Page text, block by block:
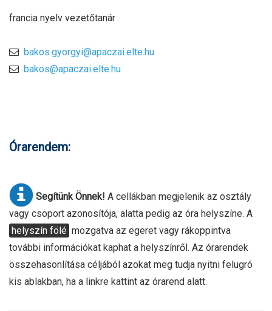
francia nyelv vezetőtanár
bakos.gyorgyi@apaczai.elte.hu
bakos@apaczai.elte.hu
Órarendem:
Segítünk Önnek! A cellákban megjelenik az osztály
vagy csoport azonosítója, alatta pedig az óra helyszíne. A
helyszín fölé mozgatva az egeret vagy rákoppintva
további információkat kaphat a helyszínről. Az órarendek
összehasonlítása céljából azokat meg tudja nyitni felugró
kis ablakban, ha a linkre kattint az órarend alatt.